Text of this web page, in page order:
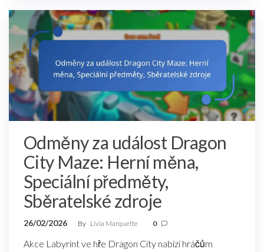
Odměny za událost Dragon
City Maze: Herní měna,
Speciální předměty,
Sběratelské zdroje
26/02/2026 By Livia Marquette 0
Akce Labyrint ve hře Dragon City nabízí hráčům